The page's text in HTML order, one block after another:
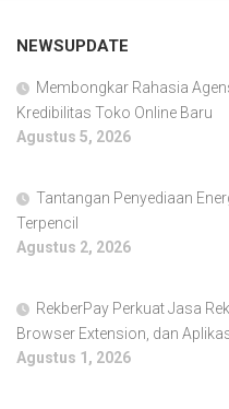
NEWSUPDATE
Membongkar Rahasia
Kredibilitas Toko Online Baru
Agustus 5, 2026
Tantangan Penyediaan
Terpencil
Agustus 2, 2026
RekberPay Perkuat Jasa
Browser Extension, dan
Agustus 1, 2026